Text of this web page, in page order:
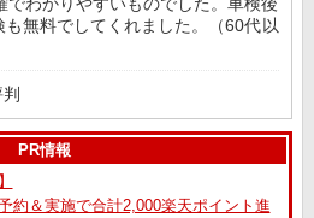
無料でしてくれました。（60代以
PR情報
約＆実施で合計2,000楽天ポイント進